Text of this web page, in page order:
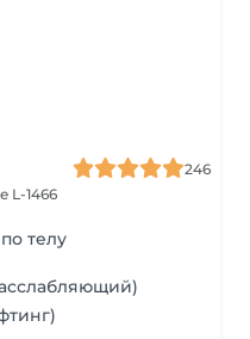
246
L-1466
телу